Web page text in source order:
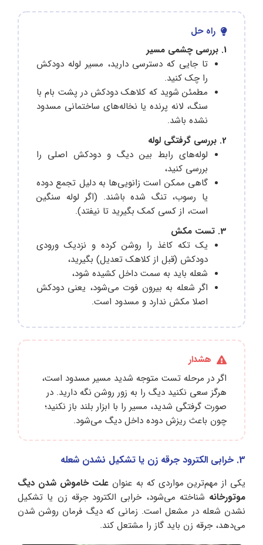
راه حل
1. بررسی چشمی مسیر
تا جایی که دسترسی دارید، مسیر لوله دودکش
را چک کنید.
مطمئن شوید که کلاهک دودکش در پشت ‌بام با
سنگ، لانه پرنده یا نخاله‌های ساختمانی مسدود
نشده باشد.
2. بررسی گرفتگی لوله
لوله‌های رابط بین دیگ و دودکش اصلی را
بررسی کنید،
گاهی ممکن است زانویی‌ها به دلیل تجمع دوده
یا رسوب، تنگ شده باشند. (اگر لوله سنگین
است، از کسی کمک بگیرید تا نیفتد).
3. تست مکش
یک تکه کاغذ را روشن کرده و نزدیک ورودی
دودکش (قبل از کلاهک تعدیل) بگیرید،
شعله باید به سمت داخل کشیده شود،
اگر شعله به بیرون فوت می‌شود، یعنی دودکش
اصلا مکش ندارد و مسدود است.
هشدار
اگر در مرحله تست متوجه شدید مسیر مسدود است،
هرگز سعی نکنید دیگ را به زور روشن نگه دارید. در
صورت گرفتگی شدید، مسیر را با ابزار بلند باز نکنید؛
چون باعث ریزش دوده داخل دیگ می‌شود.
3. خرابی الکترود جرقه ‌زن یا تشکیل نشدن شعله
یکی از مهم‌ترین مواردی که به عنوان علت خاموش شدن دیگ
موتورخانه شناخته می‌شود، خرابی الکترود جرقه ‌زن یا تشکیل
نشدن شعله در مشعل است. زمانی که دیگ فرمان روشن شدن
می‌دهد، جرقه ‌زن باید گاز را مشتعل کند.